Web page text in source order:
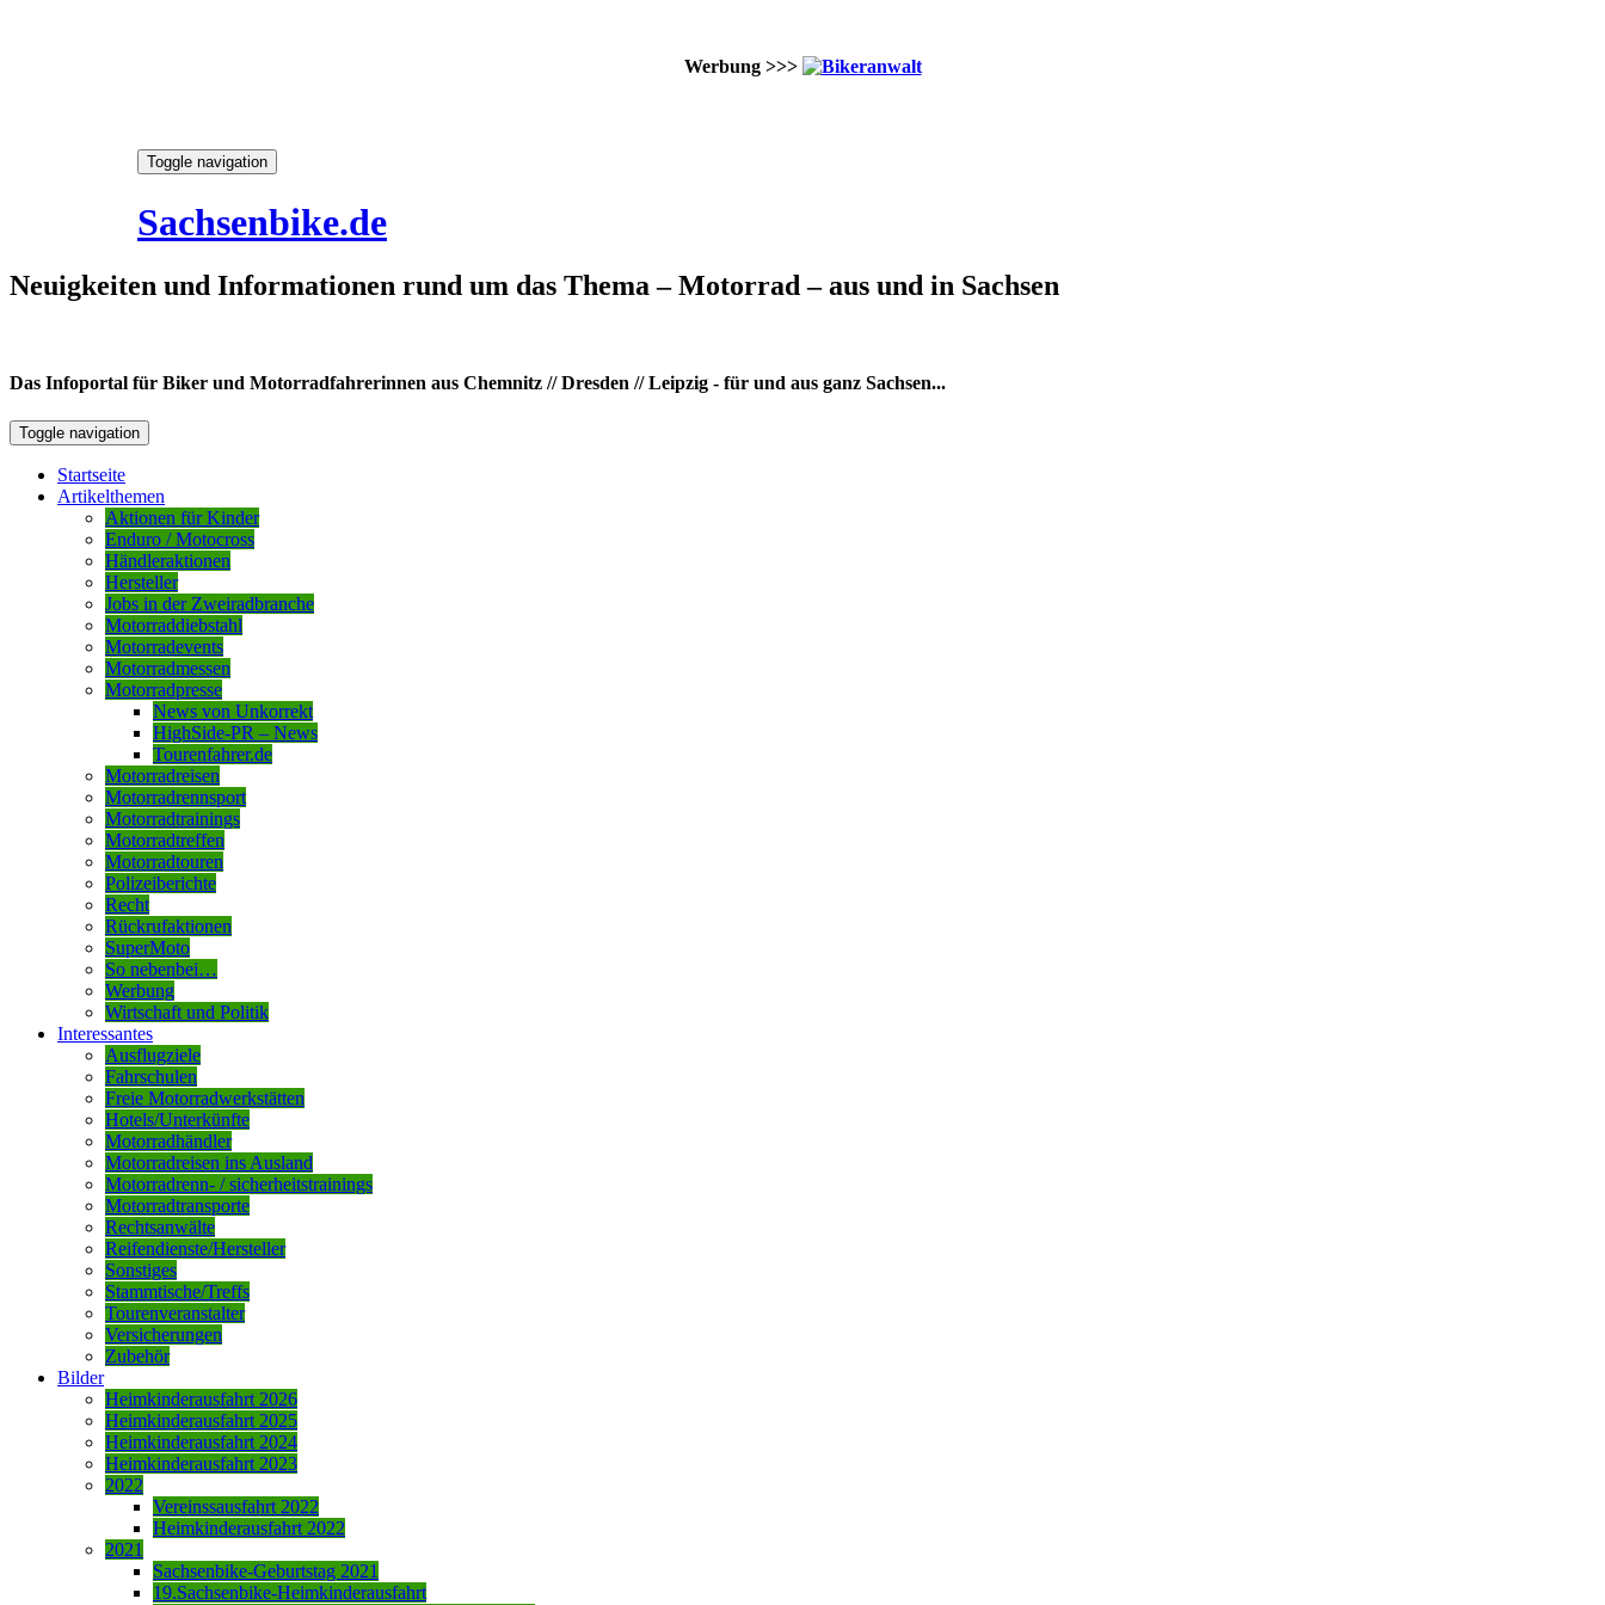
Werbung >>>
Toggle navigation
Sachsenbike.de
Neuigkeiten und Informationen rund um das Thema – Motorrad – aus und in Sachsen
Das Infoportal für Biker und Motorradfahrerinnen aus Chemnitz // Dresden // Leipzig - für und aus ganz Sachsen...
Toggle navigation
Startseite
Artikelthemen
Aktionen für Kinder
Enduro / Motocross
Händleraktionen
Hersteller
Jobs in der Zweiradbranche
Motorraddiebstahl
Motorradevents
Motorradmessen
Motorradpresse
News von Unkorrekt
HighSide-PR – News
Tourenfahrer.de
Motorradreisen
Motorradrennsport
Motorradtrainings
Motorradtreffen
Motorradtouren
Polizeiberichte
Recht
Rückrufaktionen
SuperMoto
So nebenbei…
Werbung
Wirtschaft und Politik
Interessantes
Ausflugziele
Fahrschulen
Freie Motorradwerkstätten
Hotels/Unterkünfte
Motorradhändler
Motorradreisen ins Ausland
Motorradrenn- / sicherheitstrainings
Motorradtransporte
Rechtsanwälte
Reifendienste/Hersteller
Sonstiges
Stammtische/Treffs
Tourenveranstalter
Versicherungen
Zubehör
Bilder
Heimkinderausfahrt 2026
Heimkinderausfahrt 2025
Heimkinderausfahrt 2024
Heimkinderausfahrt 2023
2022
Vereinssausfahrt 2022
Heimkinderausfahrt 2022
2021
Sachsenbike-Geburtstag 2021
19.Sachsenbike-Heimkinderausfahrt